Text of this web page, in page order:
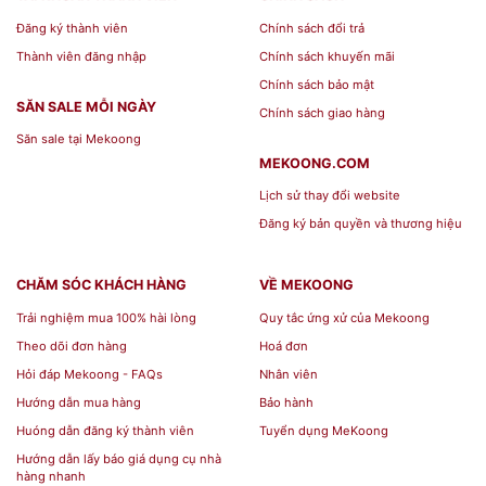
Trọng lượng
Chiều dài
Trang nhã, Hiện đại
Jasmine Ly's - Trắng Ngà ở đâu
giá rẻ?
Bạn đang có nhu cầu tìm mua các sản phẩm
sứ cao 15 cm - Jasmine Ly's - Trắng Ngànhưng
không biếtđịa chỉ mua tô sứ tại tphcm
Đăng ký thành viên
Thành viên đăng nhập
SĂN SALE MỖI NGÀY
Săn sale tại Mekoong
Chính sách đổi trả
Chính sách khuyến mãi
Chính sách bảo mật
Chính sách giao hàng
MEKOONG.COM
Lịch sử thay đổi website
Đăng ký bản quyền và thương hiệu
CHĂM SÓC KHÁCH HÀNG
Trải nghiệm mua 100% hài lòng
Theo dõi đơn hàng
Hỏi đáp Mekoong - FAQs
Hướng dẫn mua hàng
Huóng dẫn đăng ký thành viên
Hướng dẫn lấy báo giá dụng cụ nhà
hàng nhanh
VỀ MEKOONG
Quy tắc ứng xử của Mekoong
Hoá đơn
Nhân viên
Bảo hành
Tuyển dụng MeKoong